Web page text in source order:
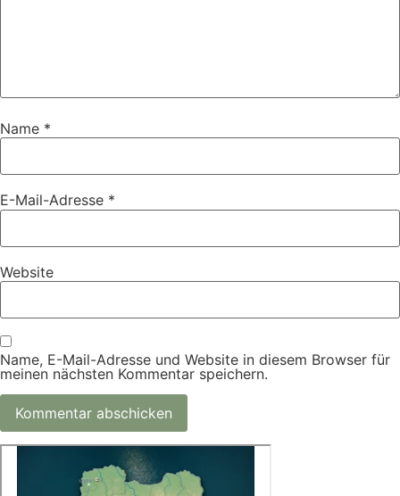
Name *
E-Mail-Adresse *
Website
Name, E-Mail-Adresse und Website in diesem Browser für
meinen nächsten Kommentar speichern.